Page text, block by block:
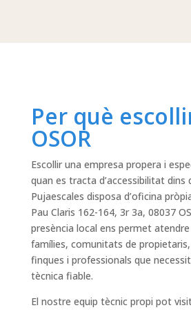
Per què
OSOR
Escollir una empresa propera i
quan es tracta d’accessibilitat dins
Pujaescales disposa d’oficina
Pau Claris 162-164, 3r 3a, 08037
presència local ens permet
famílies, comunitats de
finques i professionals que
tècnica fiable.
El nostre equip tècnic propi pot